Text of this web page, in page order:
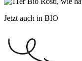
Jetzt auch in BIO